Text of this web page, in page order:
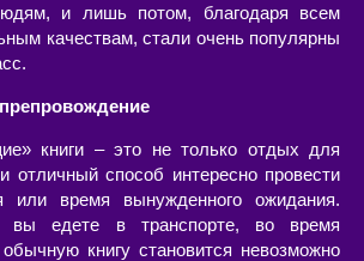
и лишь потом, благодаря всем
качествам, стали очень популярны
книги – это не только отдых для
отличный способ интересно провести
или время вынужденного ожидания.
вы едете в транспорте, во время
книгу становится невозможно